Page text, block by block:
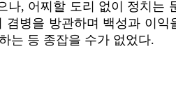
, 어찌할 도리 없이 정치는
병을 방관하며 백성과 이
는 등 종잡을 수가 없었다.